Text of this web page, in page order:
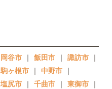
岡谷市 ｜ 飯田市 ｜ 諏訪市 ｜
駒ヶ根市 ｜ 中野市 ｜
塩尻市 ｜ 千曲市 ｜ 東御市 ｜